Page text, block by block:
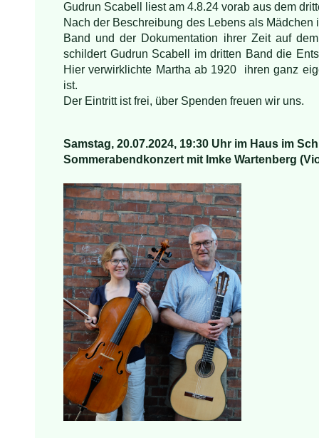
Gudrun Scabell liest am 4.8.24 vorab aus dem
Nach der Beschreibung des Lebens als
Band und der Dokumentation ihrer Zeit auf
schildert Gudrun Scabell im dritten Band die
Hier verwirklichte Martha ab 1920 ihren ganz
ist.
Der Eintritt ist frei, über Spenden freuen wir uns.
Samstag, 20.07.2024, 19:30 Uhr im Haus im
Sommerabendkonzert mit Imke Wartenberg